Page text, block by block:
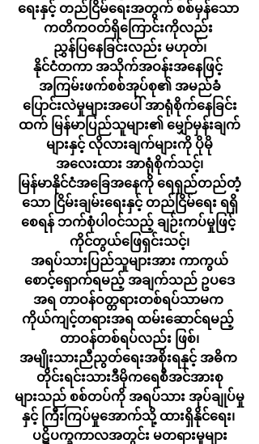
ရေးနှင့် တည်ငြိမ်ရေးအတွက် စစ်မှန်သော
ကတိကဝတ်ရှိကြောင်းကိုလည်း
ညွှန်ပြနေခြင်းလည်း မဟုတ်၊
နိုင်ငံတကာ အသိုက်အဝန်းအနေဖြင့်
အကြမ်းဖက်စစ်အုပ်စု၏ အမည်ခံ
ပြောင်းလဲမှုများအပေါ် အာရုံစိုက်နေခြင်း
ထက် မြန်မာပြည်သူများ၏ မျှော်မှန်းချက်
များနှင့် လိုလားချက်များကို ပိုမို
အလေးထား အာရုံစိုက်သင့်၊
မြန်မာနိုင်ငံအခြေအနေကို ရေရှည်တည်တံ့
သော ငြိမ်းချမ်းရေးနှင့် တည်ငြိမ်ရေး ရရှိ
စေရန် ဘက်စုံပါဝင်သည့် ချဉ်းကပ်မှုဖြင့်
ကိုင်တွယ်ဖြေရှင်းသင့်၊
အရပ်သားပြည်သူများအား ကာကွယ်
စောင့်ရှောက်ရမည့် အချက်သည် ဥပဒေ
အရ တာဝန်ဝတ္တရားတစ်ရပ်သာမက
ကိုယ်ကျင့်တရားအရ ထမ်းဆောင်ရမည့်
တာဝန်တစ်ရပ်လည်း ဖြစ်၊
အမျိုးသားညီညွတ်ရေးအစိုးရနှင့် အဓိက
တိုင်းရင်းသားဒီမိုကရေစီအင်အားစု
များသည် စစ်တပ်ကို အရပ်သား အုပ်ချုပ်မှု
နှင့် ကြီးကြပ်မှုအောက်သို့ ထားရှိနိုင်ရေး၊
ပဋိပက္ခကာလအတွင်း မတရားမှုများ